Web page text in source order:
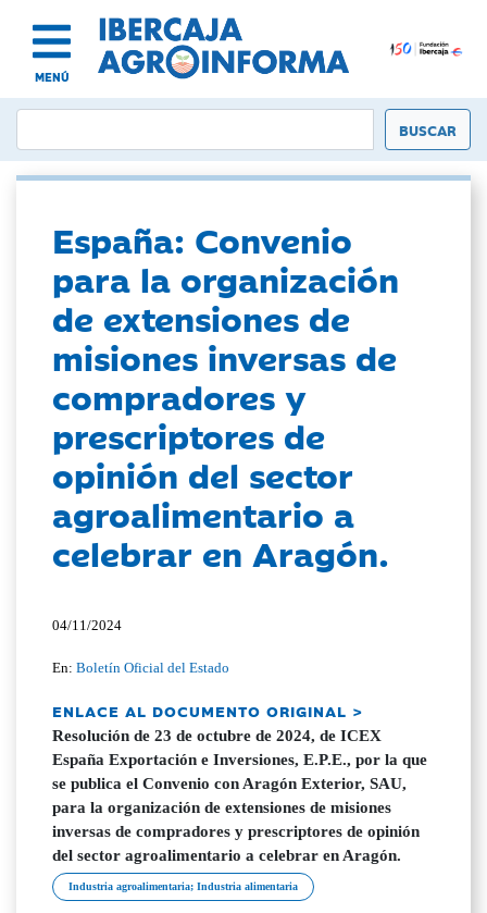
MENÚ
España: Convenio
para la organización
de extensiones de
misiones inversas de
compradores y
prescriptores de
opinión del sector
agroalimentario a
celebrar en Aragón.
04/11/2024
En:Boletín Oficial del Estado
ENLACE AL DOCUMENTO ORIGINAL >
Resolución de 23 de octubre de 2024, de ICEX
España Exportación e Inversiones, E.P.E., por la que
se publica el Convenio con Aragón Exterior, SAU,
para la organización de extensiones de misiones
inversas de compradores y prescriptores de opinión
del sector agroalimentario a celebrar en Aragón.
Industria agroalimentaria; Industria alimentaria